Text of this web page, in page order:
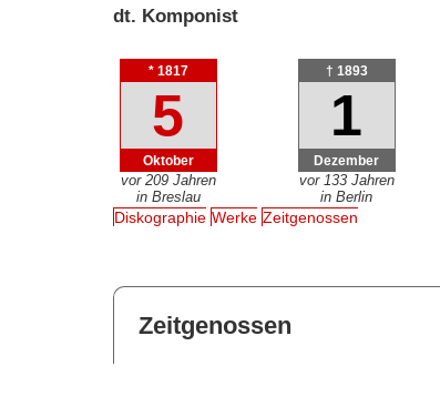
dt. Komponist
* 1817
5
Oktober
vor 209 Jahren
in Breslau
† 1893
1
Dezember
vor 133 Jahren
in Berlin
Diskographie Werke Zeitgenossen
Zeitgenossen